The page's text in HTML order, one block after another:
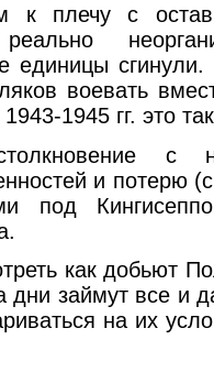
к плечу с
единицы
воевать
1945 гг. это
с
и потерю
под
как добьют
дни займут все и
на их